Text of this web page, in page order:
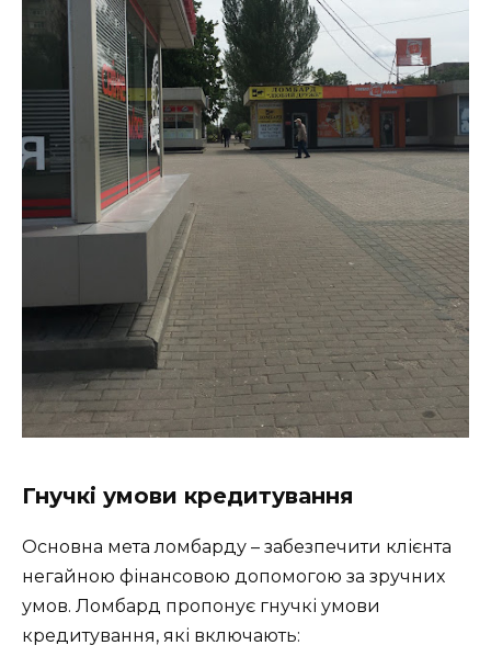
Гнучкі умови кредитування
Основна мета ломбарду – забезпечити клієнта
негайною фінансовою допомогою за зручних
умов. Ломбард пропонує гнучкі умови
кредитування, які включають: